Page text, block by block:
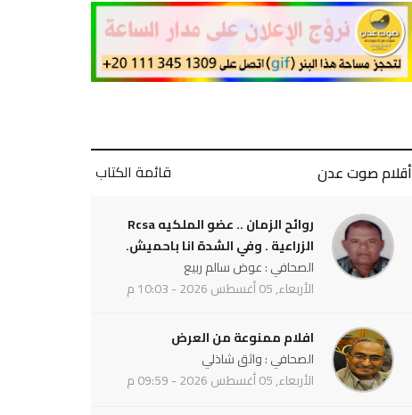
أقلام صوت عدن قائمة الكتاب
روائح الزمان .. عضو الملكيه Rcsa
الزراعية . وفي الشدة انا باحميش.
الصحافي : عوض سالم ربيع
الأربعاء, 05 أغسطس 2026 - 10:03 م
افلام ممنوعة من العرض
الصحافي : واثق شاذلي
الأربعاء, 05 أغسطس 2026 - 09:59 م